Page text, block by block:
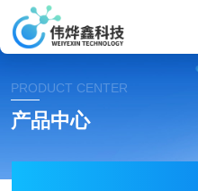
PRODUCT CENTER
产品中心